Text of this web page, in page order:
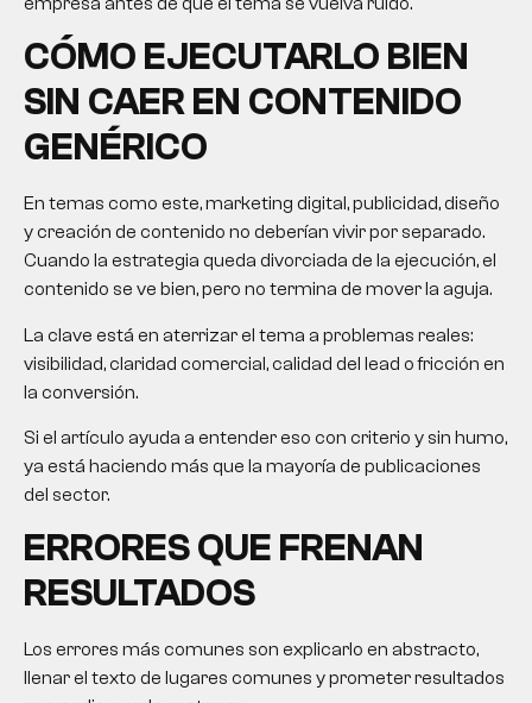
CÓMO EJECUTARLO BIEN
SIN CAER EN CONTENIDO
GENÉRICO
En temas como este, marketing digital, publicidad, diseño
y creación de contenido no deberían vivir por separado.
Cuando la estrategia queda divorciada de la ejecución, el
contenido se ve bien, pero no termina de mover la aguja.
La clave está en aterrizar el tema a problemas reales:
visibilidad, claridad comercial, calidad del lead o fricción en
la conversión.
Si el artículo ayuda a entender eso con criterio y sin humo,
ya está haciendo más que la mayoría de publicaciones
del sector.
ERRORES QUE FRENAN
RESULTADOS
Los errores más comunes son explicarlo en abstracto,
llenar el texto de lugares comunes y prometer resultados